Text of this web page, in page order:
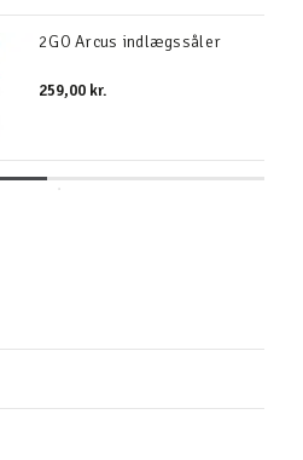
2GO Arcus indlægssåler
259,00 kr.